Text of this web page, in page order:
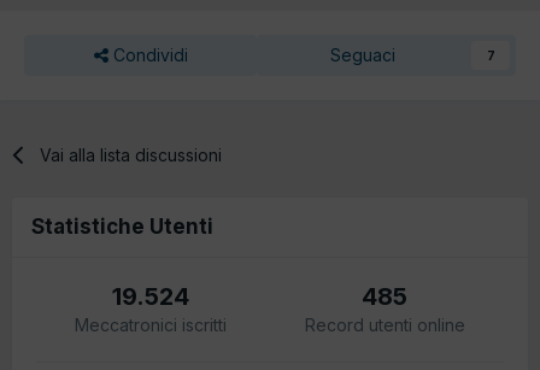
Condividi Seguaci 7
Vai alla lista discussioni
Statistiche Utenti
19.524
Meccatronici iscritti
485
Record utenti online